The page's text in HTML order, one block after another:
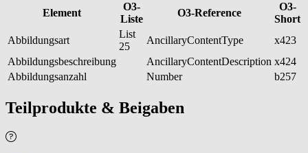
Element
O3-
Liste
O3-Reference
O3-
Short
Abbildungsart
List
25
AncillaryContentType
x423
Abbildungsbeschreibung
AncillaryContentDescription x424
Abbildungsanzahl
Number b257
Teilprodukte & Beigaben